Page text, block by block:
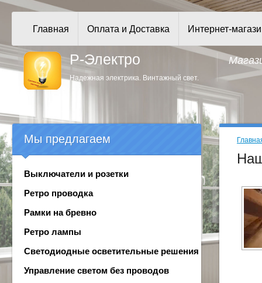
Главная Оплата и Доставка Интернет-
Р-Электро
Надежная электрика. Винтажный свет.
Мы предлагаем
Выключатели и розетки
Ретро проводка
Рамки на бревно
Ретро лампы
Светодиодные осветительные решения
Управление светом без проводов